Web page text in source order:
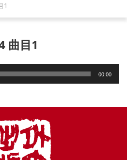
1
曲目1
00:00